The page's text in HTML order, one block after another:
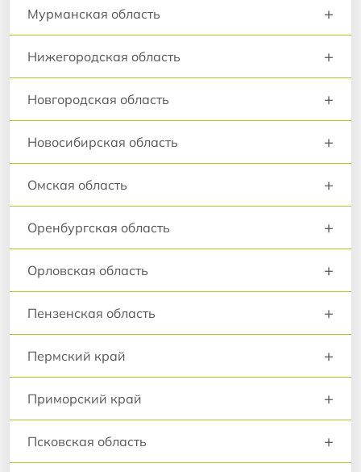
Мурманская область +
Нижегородская область +
Новгородская область +
Новосибирская область +
Омская область +
Оренбургская область +
Орловская область +
Пензенская область +
Пермский край +
Приморский край +
Псковская область +